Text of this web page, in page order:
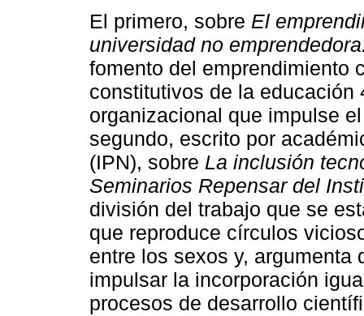
El primero, sobre El
universidad no
fomento del emprendimiento
constitutivos de la educación
organizacional que impulse
segundo, escrito por
(IPN), sobre La inclusión
Seminarios Repensar del
división del trabajo que se
que reproduce círculos
entre los sexos y, argumenta
impulsar la incorporación
procesos de desarrollo